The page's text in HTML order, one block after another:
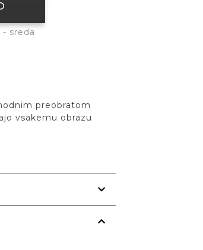
sreda
preobratom
vsakemu obrazu